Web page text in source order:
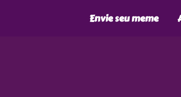
Envie seu meme